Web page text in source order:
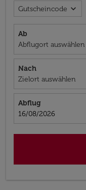
Gutscheincode expand_more
Ab
Abflugort auswählen
Nach
Zielort auswählen
Abflug
fc-booking-
16/08/2026